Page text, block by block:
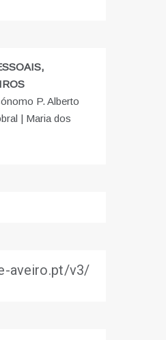
P. Alberto
| Maria dos
aveiro.pt/v3/